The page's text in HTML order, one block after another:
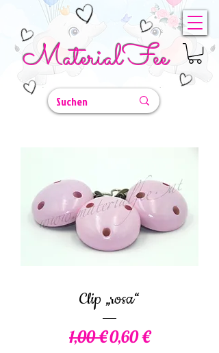
MaterialFee
Clip „rosa“
Standardpreis
1,00 €Sale-Preis
0,60 €